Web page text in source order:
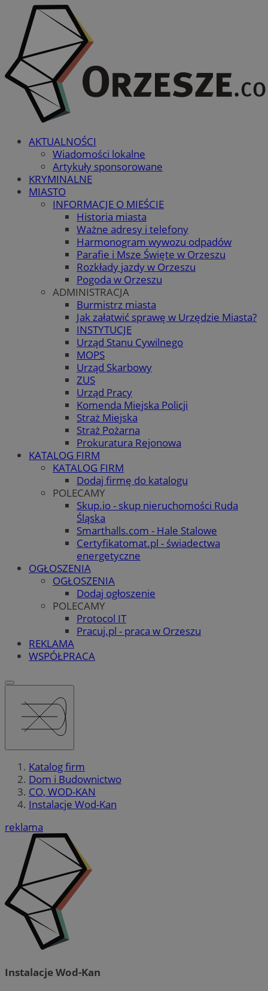
AKTUALNOŚCI
Wiadomości lokalne
Artykuły sponsorowane
KRYMINALNE
MIASTO
INFORMACJE O MIEŚCIE
Historia miasta
Ważne adresy i telefony
Harmonogram wywozu odpadów
Parafie i Msze Święte w Orzeszu
Rozkłady jazdy w Orzeszu
Pogoda w Orzeszu
ADMINISTRACJA
Burmistrz miasta
Jak załatwić sprawę w Urzędzie Miasta?
INSTYTUCJE
Urząd Stanu Cywilnego
MOPS
Urząd Skarbowy
ZUS
Urząd Pracy
Komenda Miejska Policji
Straż Miejska
Straż Pożarna
Prokuratura Rejonowa
KATALOG FIRM
KATALOG FIRM
Dodaj firmę do katalogu
POLECAMY
Skup.io - skup nieruchomości Ruda
Śląska
Smarthalls.com - Hale Stalowe
Certyfikatomat.pl - świadectwa
energetyczne
OGŁOSZENIA
OGŁOSZENIA
Dodaj ogłoszenie
POLECAMY
Protocol IT
Pracuj.pl - praca w Orzeszu
REKLAMA
WSPÓŁPRACA
Katalog firm
Dom i Budownictwo
CO, WOD-KAN
Instalacje Wod-Kan
reklama
Instalacje Wod-Kan